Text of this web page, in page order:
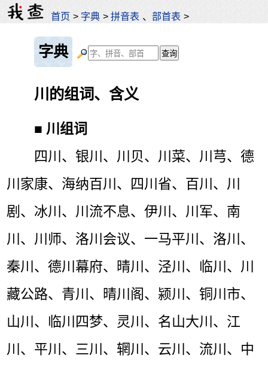
首页 > 字典 >拼音表 、部首表 >
字典
川的组词、含义
■ 川组词
四川、银川、川贝、川菜、川芎、德
川家康、海纳百川、四川省、百川、川
剧、冰川、川流不息、伊川、川军、南
川、川师、洛川会议、一马平川、洛川、
秦川、德川幕府、晴川、泾川、临川、川
藏公路、青川、晴川阁、颍川、铜川市、
山川、临川四梦、灵川、名山大川、江
川、平川、三川、辋川、云川、流川、中